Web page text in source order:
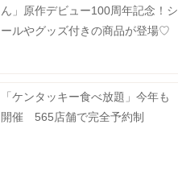
ん」原作デビュー100周年記念！シ
ールやグッズ付きの商品が登場♡
「ケンタッキー食べ放題」今年も
開催 565店舗で完全予約制